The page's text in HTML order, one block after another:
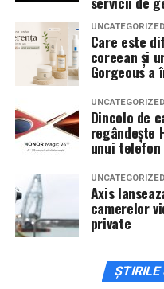
necinstit mulțumită
De „Ziua
City Iulius Mall
invitați la film alături de
actoriiSergiu Costache,
Alexandra Răduță.
Cineplexx Băneasa
București
găzduiește o
întregii echipe pe15
ÎnCraiova , regizorul
Costache, Azaleea
Mall pe 16 februarie
UNCATEGORIZED
Care este
coreean și
Gorgeous
UNCATEGORIZED
Dincolo de
regândește
unui
UNCATEGORIZED
Axis
camerelor
private